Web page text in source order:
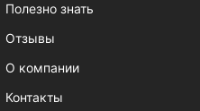
Полезно знать
Отзывы
О компании
Контакты